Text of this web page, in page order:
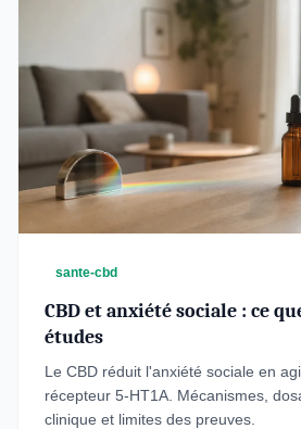
sante-cbd
CBD et anxiété sociale : ce
études
Le CBD réduit l'anxiété sociale en
récepteur 5-HT1A. Mécanismes,
clinique et limites des preuves.